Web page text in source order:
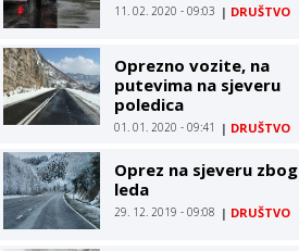
11. 02. 2020 - 09:03 | DRUŠTVO
Oprezno vozite, na
putevima na sjeveru
poledica
01. 01. 2020 - 09:41 | DRUŠTVO
Oprez na sjeveru zbog
leda
29. 12. 2019 - 09:08 | DRUŠTVO